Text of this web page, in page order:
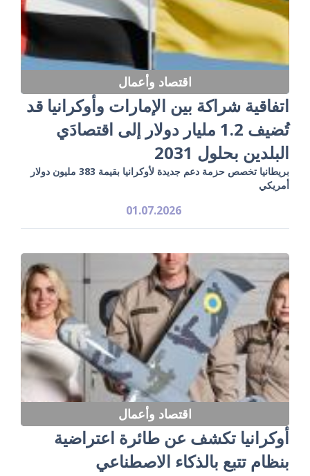
اقتصاد وأعمال
اتفاقية شراكة بين الإمارات وأوكرانيا قد
تُضيف 1.2 مليار دولار إلى اقتصادَي
البلدين بحلول 2031
بريطانيا تخصص حزمة دعم جديدة لأوكرانيا بقيمة 383 مليون دولار
أمريكي
01.07.2026
اقتصاد وأعمال
أوكرانيا تكشف عن طائرة اعتراضية
بنظام تتبع بالذكاء الاصطناعي